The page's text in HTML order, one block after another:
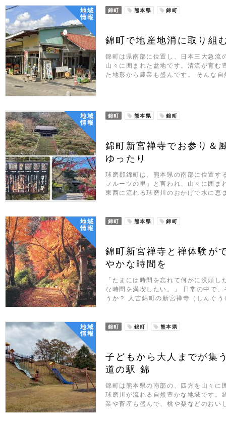
地域
情報
錦町 熊本県 錦町
錦町で地産地消に取り組
錦町は県南部に位置し、日本三大急流
山々に囲まれた盆地です。清流が育む
た地形から農業も盛んです。 そんな
地域
情報
錦町 熊本県 錦町
錦町新宮禅寺でお参り＆
ゆったり
球磨郡錦町は、熊本県の南部に位置
フルーツの里」と言われ、山々に囲ま
東西に流れる球磨川のおかげで水に
地域
情報
錦町 熊本県 錦町
錦町新宮禅寺と禅体験が
やかな時間を
「たまには時間を忘れて何かに没頭
な時間を満喫したい。」 日常の中で
うか？ 人吉錦町の新宮禅寺（しんぐ
地域
情報
錦町 錦町 熊本県
子どもから大人までが集
道の駅 錦
錦町は熊本県の南部の、四方を山々に
球磨川が流れる自然豊かな地域です。
業や畜産も盛んで、桃や梨などのお